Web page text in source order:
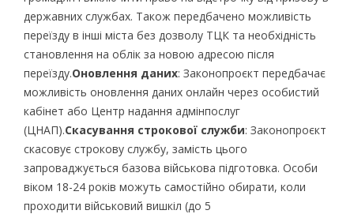
державних службах. Також передбачено можливість
переїзду в інші міста без дозволу ТЦК та необхідність
становлення на облік за новою адресою після
переїзду.Оновлення даних: Законопроєкт передбачає
можливість оновлення даних онлайн через особистий
кабінет або Центр надання адмінпослуг
(ЦНАП).Скасування строкової служби: Законопроєкт
скасовує строкову службу, замість цього
запроваджується базова військова підготовка. Особи
віком 18-24 років можуть самостійно обирати, коли
проходити військовий вишкіл (до 5